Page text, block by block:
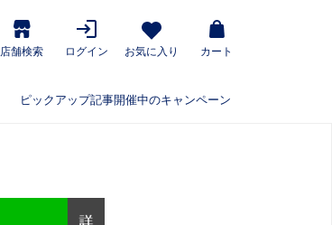
店舗検索 ログイン お気に入り カート
ピックアップ記事開催中のキャンペーン